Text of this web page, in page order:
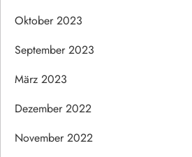
Oktober 2023
September 2023
März 2023
Dezember 2022
November 2022